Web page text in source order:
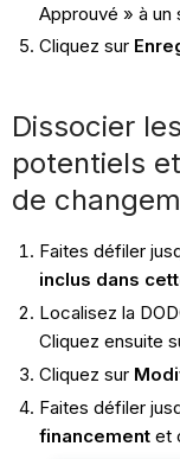
Approuvé » à
Cliquez sur
Dissocier
potentiels
de
Faites défiler
inclus dans
Localisez la
Cliquez ensuite
Cliquez sur
Faites défiler
financementet